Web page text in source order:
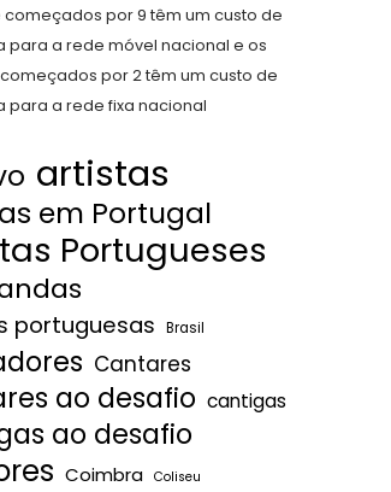
começados por 9 têm um custo de
para a rede móvel nacional e os
por 2 têm um custo de
para a rede fixa nacional
artistas
em Portugal
Portugueses
portuguesas Brasil
Cantares
ao desafio cantigas
ao desafio
Coimbra Coliseu